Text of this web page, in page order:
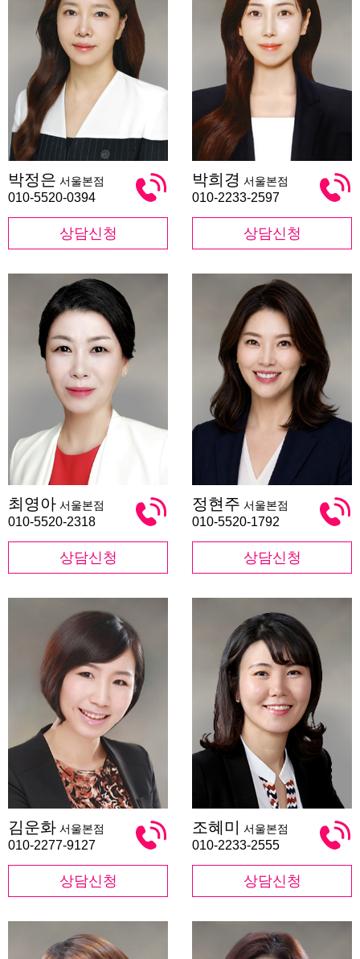
정
은
박정은 서울본점
010-5520-0394
상담신청
희
경
박희경 서울본점
010-2233-2597
상담신청
영
아
최영아 서울본점
010-5520-2318
상담신청
현
주
정현주 서울본점
010-5520-1792
상담신청
운
화
김운화 서울본점
010-2277-9127
상담신청
혜
미
조혜미 서울본점
010-2233-2555
상담신청